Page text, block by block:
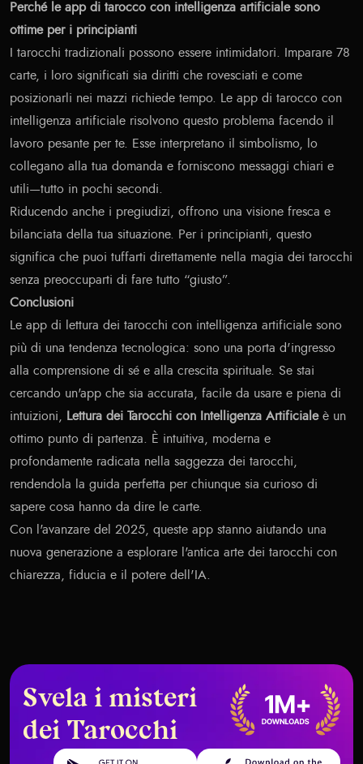
Perché le app di tarocco con intelligenza artificiale sono
ottime per i principianti
I tarocchi tradizionali possono essere intimidatori. Imparare 78
carte, i loro significati sia diritti che rovesciati e come
posizionarli nei mazzi richiede tempo. Le app di tarocco con
intelligenza artificiale risolvono questo problema facendo il
lavoro pesante per te. Esse interpretano il simbolismo, lo
collegano alla tua domanda e forniscono messaggi chiari e
utili—tutto in pochi secondi.
Riducendo anche i pregiudizi, offrono una visione fresca e
bilanciata della tua situazione. Per i principianti, questo
significa che puoi tuffarti direttamente nella magia dei tarocchi
senza preoccuparti di fare tutto “giusto”.
Conclusioni
Le app di lettura dei tarocchi con intelligenza artificiale sono
più di una tendenza tecnologica: sono una porta d'ingresso
alla comprensione di sé e alla crescita spirituale. Se stai
cercando un'app che sia accurata, facile da usare e piena di
intuizioni, Lettura dei Tarocchi con Intelligenza Artificialeè un
ottimo punto di partenza. È intuitiva, moderna e
profondamente radicata nella saggezza dei tarocchi,
rendendola la guida perfetta per chiunque sia curioso di
sapere cosa hanno da dire le carte.
Con l'avanzare del 2025, queste app stanno aiutando una
nuova generazione a esplorare l'antica arte dei tarocchi con
chiarezza, fiducia e il potere dell'IA.
Svela i misteri
dei Tarocchi
Get it on Google Play Download on the App Store